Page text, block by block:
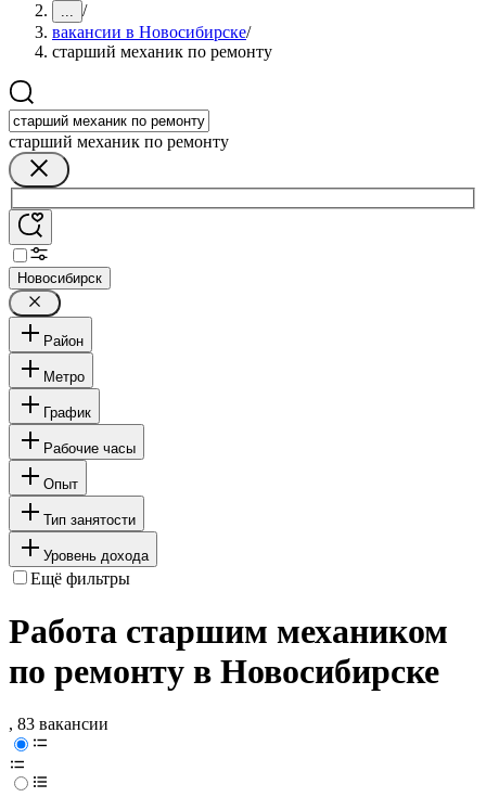
... /
вакансии в Новосибирске/
старший механик по ремонту
старший механик по ремонту
Новосибирск
Район
Метро
График
Рабочие часы
Опыт
Тип занятости
Уровень дохода
Ещё фильтры
Работа старшим механиком
по ремонту в Новосибирске
, 83 вакансии